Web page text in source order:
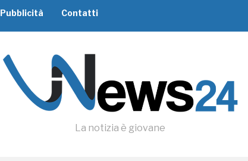
Pubblicità Contatti
La notizia è giovane